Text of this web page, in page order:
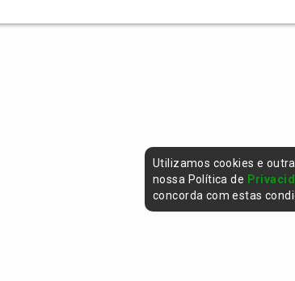
Utilizamos cookies e
nossa Política de
concorda com estas